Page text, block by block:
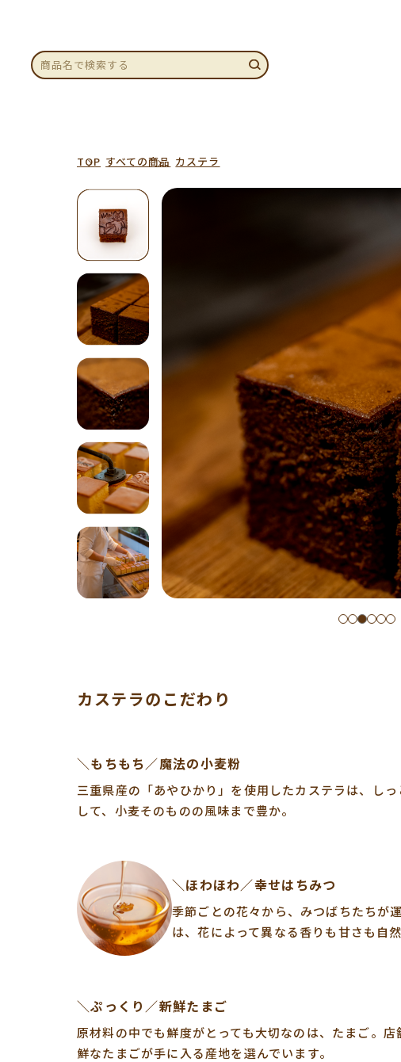
TOP すべての商品 カステラ
カステラのこだわり
＼もちもち／魔法の小麦粉
三重県産の「あやひかり」を使用したカステラは、しっ
して、小麦そのものの風味まで豊か。
＼ほわほわ／幸せはちみつ
季節ごとの花々から、みつばちたちが
は、花によって異なる香りも甘さも自然
＼ぷっくり／新鮮たまご
原材料の中でも鮮度がとっても大切なのは、たまご。店
鮮なたまごが手に入る産地を選んでいます。